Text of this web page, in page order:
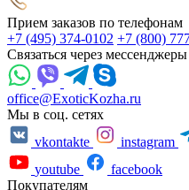
Прием заказов по телефонам
+7 (495) 374-0102 +7 (800)
Связаться через мессенджеры
office@ExoticKozha.ru
Мы в соц. сетях
vkontakte
instagram
youtube
facebook
Покупателям